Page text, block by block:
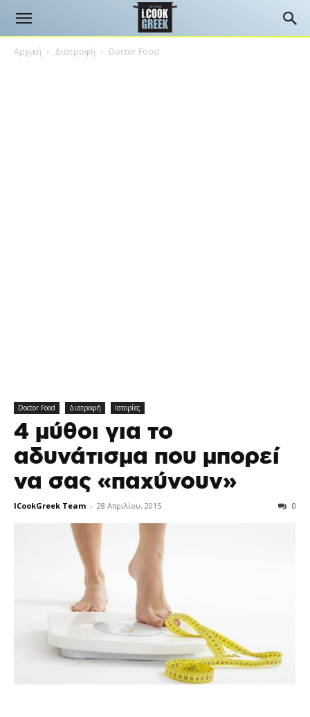
Αρχική Διατροφή Doctor Food
Doctor Food Διατροφή Ιστορίες
4 μύθοι για το
αδυνάτισμα που μπορεί
να σας «παχύνουν»
ICookGreek Team - 28 Απριλίου, 2015 0